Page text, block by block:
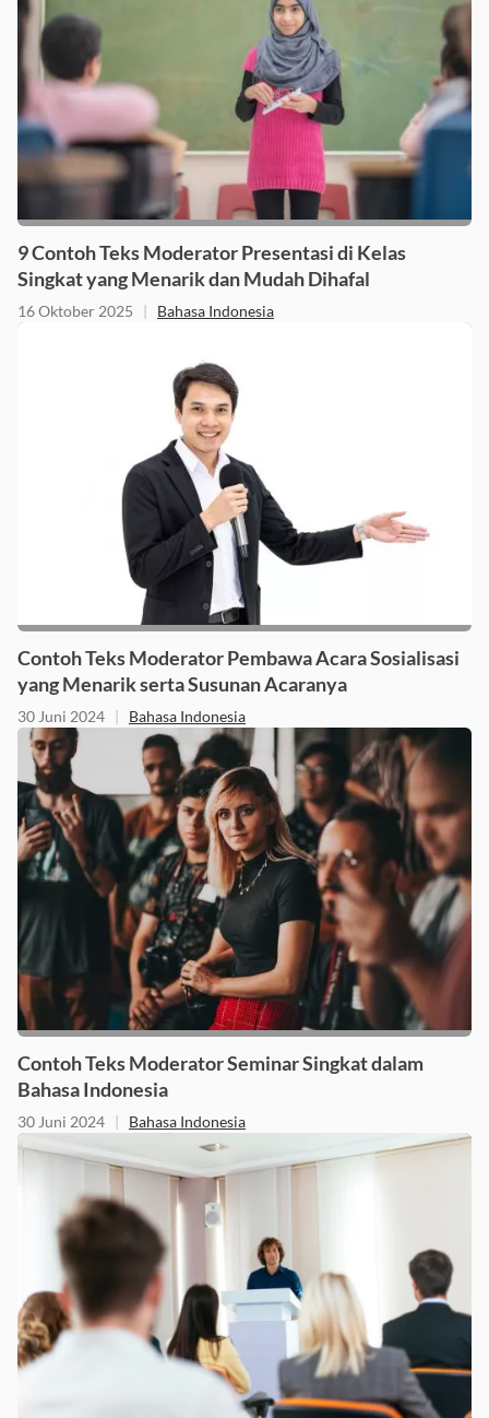
9 Contoh Teks Moderator Presentasi di Kelas
Singkat yang Menarik dan Mudah Dihafal
16 Oktober 2025 | Bahasa Indonesia
Contoh Teks Moderator Pembawa Acara Sosialisasi
yang Menarik serta Susunan Acaranya
30 Juni 2024 | Bahasa Indonesia
Contoh Teks Moderator Seminar Singkat dalam
Bahasa Indonesia
30 Juni 2024 | Bahasa Indonesia